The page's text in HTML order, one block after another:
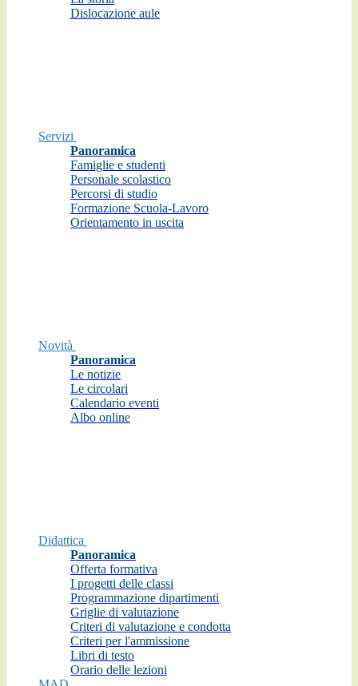
Dislocazione aule
Servizi
Panoramica
Famiglie e studenti
Personale scolastico
Percorsi di studio
Formazione Scuola-Lavoro
Orientamento in uscita
Novità
Panoramica
Le notizie
Le circolari
Calendario eventi
Albo online
Didattica
Panoramica
Offerta formativa
I progetti delle classi
Programmazione dipartimenti
Griglie di valutazione
Criteri di valutazione e condotta
Criteri per l'ammissione
Libri di testo
Orario delle lezioni